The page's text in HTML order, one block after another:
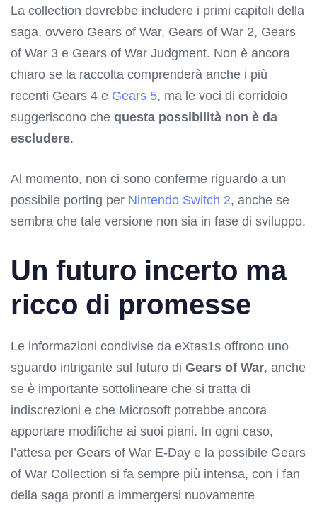
La collection dovrebbe includere i primi capitoli della
saga, ovvero Gears of War, Gears of War 2, Gears
of War 3 e Gears of War Judgment. Non è ancora
chiaro se la raccolta comprenderà anche i più
recenti Gears 4 e Gears 5, ma le voci di corridoio
suggeriscono che questa possibilità non è da
escludere.
Al momento, non ci sono conferme riguardo a un
possibile porting per Nintendo Switch 2, anche se
sembra che tale versione non sia in fase di sviluppo.
Un futuro incerto ma
ricco di promesse
Le informazioni condivise da eXtas1s offrono uno
sguardo intrigante sul futuro di Gears of War, anche
se è importante sottolineare che si tratta di
indiscrezioni e che Microsoft potrebbe ancora
apportare modifiche ai suoi piani. In ogni caso,
l’attesa per Gears of War E-Day e la possibile Gears
of War Collection si fa sempre più intensa, con i fan
della saga pronti a immergersi nuovamente